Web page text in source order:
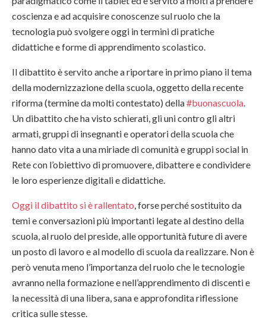
coscienza e ad acquisire conoscenze sul ruolo che la
tecnologia può svolgere oggi in termini di pratiche
didattiche e forme di apprendimento scolastico.
Il dibattito è servito anche a riportare in primo piano il tema
della modernizzazione della scuola, oggetto della recente
riforma (termine da molti contestato) della#buonascuola
Un dibattito che ha visto schierati, gli uni contro gli altri
armati, gruppi di insegnanti e operatori della scuola che
hanno dato vita a una miriade di comunità e gruppi social in
Rete con l’obiettivo di promuovere, dibattere e condividere
le loro esperienze digitali e didattiche.
Oggi il dibattito si è rallentato , forse perché sostituito da
temi e conversazioni più importanti legate al destino della
scuola, al ruolo del preside, alle opportunità future di avere
un posto di lavoro e al modello di scuola da realizzare. Non è
però venuta meno l’importanza del ruolo che le tecnologie
avranno nella formazione e nell’apprendimento di discenti e
la necessità di una libera, sana e approfondita riflessione
critica sulle stesse.